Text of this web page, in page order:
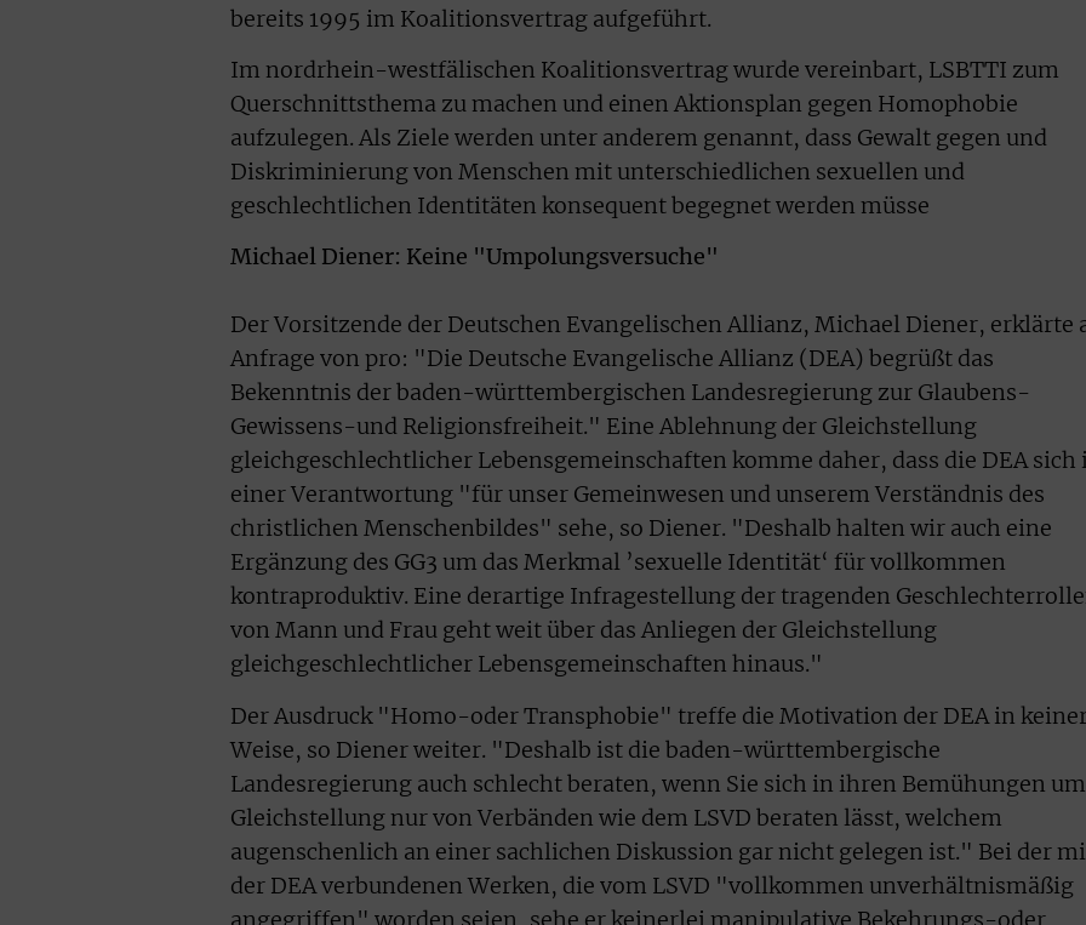
bereits 1995 im Koalitionsvertrag aufgeführt.
Im nordrhein-westfälischen Koalitionsvertrag wurde vereinbart, LSBTTI zum
Querschnittsthema zu machen und einen Aktionsplan gegen Homophobie
aufzulegen. Als Ziele werden unter anderem genannt, dass Gewalt gegen und
Diskriminierung von Menschen mit unterschiedlichen sexuellen und
geschlechtlichen Identitäten konsequent begegnet werden müsse
Michael Diener: Keine "Umpolungsversuche"
Der Vorsitzende der Deutschen Evangelischen Allianz, Michael Diener, erklärte
Anfrage von pro: "Die Deutsche Evangelische Allianz (DEA) begrüßt das
Bekenntnis der baden-württembergischen Landesregierung zur Glaubens-
Gewissens-und Religionsfreiheit." Eine Ablehnung der Gleichstellung
gleichgeschlechtlicher Lebensgemeinschaften komme daher, dass die DEA sich
einer Verantwortung "für unser Gemeinwesen und unserem Verständnis des
christlichen Menschenbildes" sehe, so Diener. "Deshalb halten wir auch eine
Ergänzung des GG3 um das Merkmal ’sexuelle Identität‘ für vollkommen
kontraproduktiv. Eine derartige Infragestellung der tragenden
von Mann und Frau geht weit über das Anliegen der Gleichstellung
gleichgeschlechtlicher Lebensgemeinschaften hinaus."
Der Ausdruck "Homo-oder Transphobie" treffe die Motivation der DEA in
Weise, so Diener weiter. "Deshalb ist die baden-württembergische
Landesregierung auch schlecht beraten, wenn Sie sich in ihren Bemühungen um
Gleichstellung nur von Verbänden wie dem LSVD beraten lässt, welchem
augenschenlich an einer sachlichen Diskussion gar nicht gelegen ist." Bei der
der DEA verbundenen Werken, die vom LSVD "vollkommen unverhältnismäßig